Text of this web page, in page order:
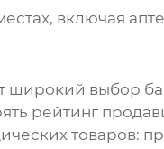
включая
широкий выбор
рейтинг
товаров: